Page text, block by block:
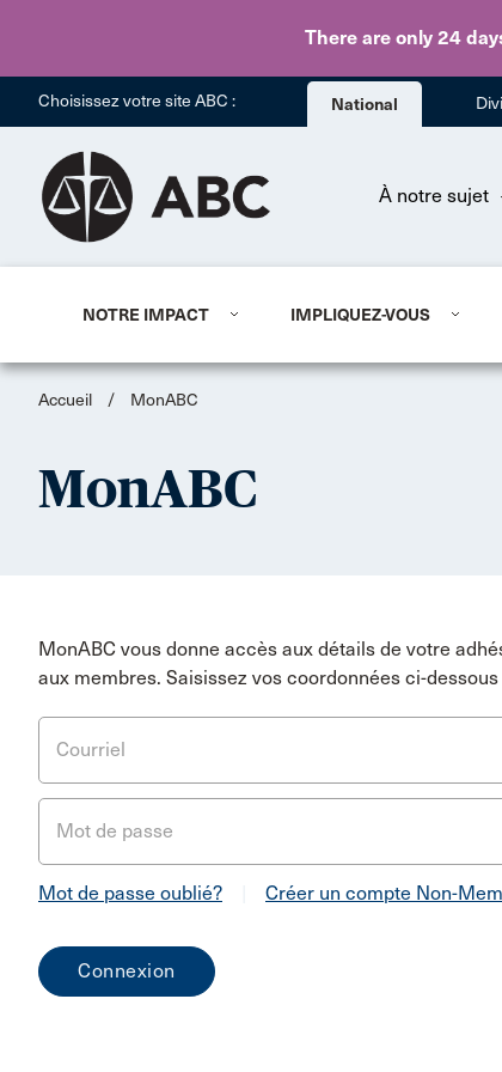
There are only 24
Choisissez votre site ABC : National
À notre sujet
NOTRE IMPACT IMPLIQUEZ-VOUS
Accueil / MonABC
MonABC
MonABC vous donne accès aux détails de votre
aux membres. Saisissez vos coordonnées ci-
Courriel
Mot de passe
Mot de passe oublié? Créer un compte Non-